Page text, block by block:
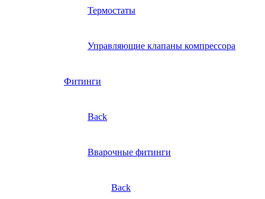
Термостаты
Управляющие клапаны компрессора
Фитинги
Back
Вварочные фитинги
Back